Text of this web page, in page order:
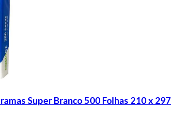
Super Branco 500 Folhas 210 x 297